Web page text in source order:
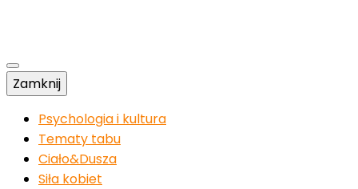
Zamknij
Psychologia i kultura
Tematy tabu
Ciało&Dusza
Siła kobiet